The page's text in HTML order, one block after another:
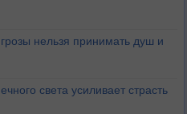
нельзя принимать душ и
света усиливает страсть